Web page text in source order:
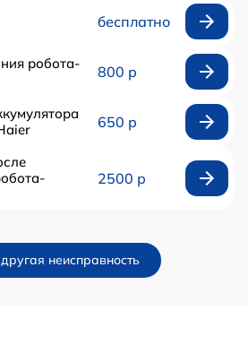
бесплатно
робота-
800 р
650 р
2500 р
неисправность